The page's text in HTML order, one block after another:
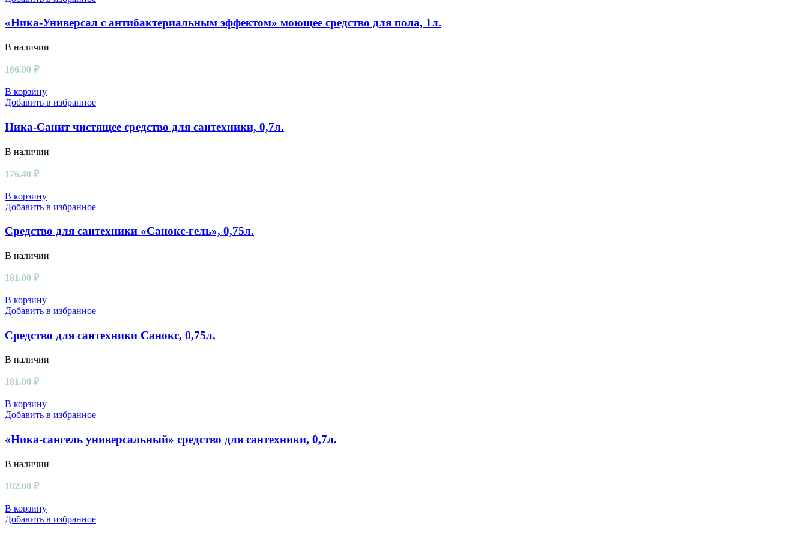
«Ника-Универсал с антибактериальным эффектом» моющее средство для пола, 1л.
В наличии
166.00 ₽
В корзину
Добавить в избранное
Ника-Санит чистящее средство для сантехники, 0,7л.
В наличии
176.40 ₽
В корзину
Добавить в избранное
Средство для сантехники «Санокс-гель», 0,75л.
В наличии
181.00 ₽
В корзину
Добавить в избранное
Средство для сантехники Санокс, 0,75л.
В наличии
181.00 ₽
В корзину
Добавить в избранное
«Ника-сангель универсальный» средство для сантехники, 0,7л.
В наличии
182.00 ₽
В корзину
Добавить в избранное